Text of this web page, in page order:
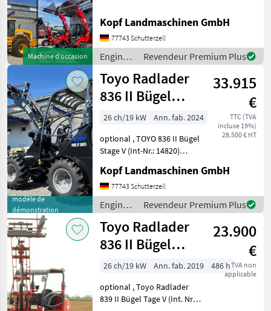
Machine d’occasion
Verschiedene Maschinen zu
vermieten - Minibagger -
Hoflader (Toyo) - JCB Te
Kopf Landmaschinen GmbH
77743 Schutterzell
Engins
de
chantier
/ JCB
Revendeur Premium Plus
modèle de
démonstration
Toyo Radlader
836 II Bügel
Black, 4.
Steuerkreis
33.915
€
TTC (TVA
incluse 19%)
28.500 € HT
26 ch/19 kW
Ann. fab. 2024
optional , TOYO 836 II Bügel
Stage V (Int-Nr.: 14820)
Steuerkreis, STVZO-
GutachtenStandard
Schaufel 110 cm und
Palettengabel
Neumaschine 2024 3, 1
Kopf Landmaschinen GmbH
77743 Schutterzell
Engins
de
chantier
/ Toyo
Revendeur Premium Plus
Toyo Radlader
836 II Bügel
Stage V 310
Hubmast
23.900
€
TVA non
applicable
26 ch/19 kW Ann. fab. 2019
486 h
optional , Toyo Radlader
839 II Bügel Tage V (Int. Nr.